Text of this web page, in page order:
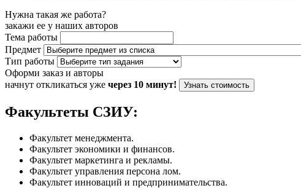
Нужна такая же работа?
закажи ее у наших авторов
Тема работы
Предмет
Тип работы
Оформи заказ и авторы
начнут откликаться уже через 10 минут! Узнать стоимость
Факультеты СЗИУ:
Факультет менеджмента.
Факультет экономики и финансов.
Факультет маркетинга и рекламы.
Факультет управления персона лом.
Факультет инноваций и предпринимательства.